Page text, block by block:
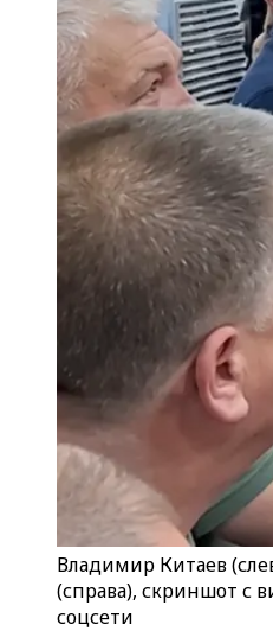
Владимир Китаев
(справа), скриншот с
соцсети